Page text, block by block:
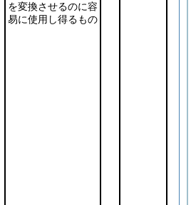
を変換させるのに容
易に使用し得るもの